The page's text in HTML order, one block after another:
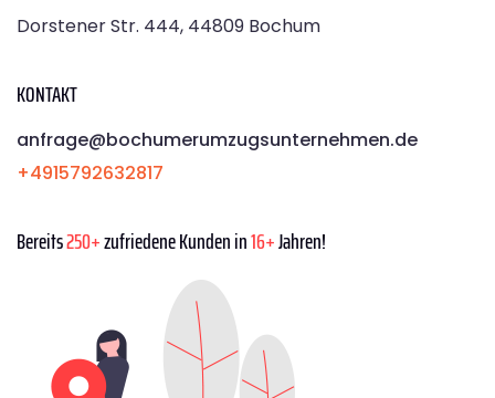
Dorstener Str. 444, 44809 Bochum
KONTAKT
anfrage@bochumerumzugsunternehmen.de
+4915792632817
Bereits250+zufriedene Kunden in16+Jahren!